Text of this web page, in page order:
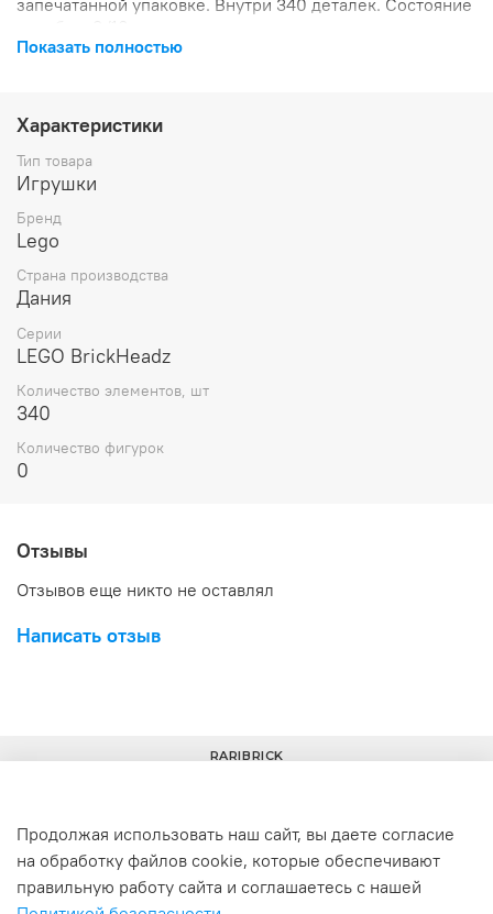
запечатанной упаковке. Внутри 340 деталек. Состояние
Скрудж Макдак, Хьюи, Дьюи и Луи
(40477). Детализированные фигурки сидят на черных
подставках BrickHeadz и выглядят готовыми считать
деньги или проказничать. Фигурки украшены
забавными деталями, такими как культовый цилиндр
Скруджа и черепица с принтом на торсе, а также
бейсболки и футболки Хьюи, Дьюи и Луи в тон. Этот
набор сборных фигурок станет отличным подарком для
поклонников Disney, коллекционеров BrickHeadz и
любителей мультяшных фигурок.
Показать полностью
Характеристики
Тип товара
Игрушки
Бренд
Lego
Страна производства
Дания
Серии
LEGO BrickHeadz
Количество элементов, шт
340
Количество фигурок
0
Отзывы
Отзывов еще никто не оставлял
Написать отзыв
+7(977) 633-00-30
info@raribrick.ru
RARIBRICK
Продолжая использовать наш сайт, вы даете согласие
на обработку файлов cookie, которые обеспечивают
правильную работу сайта и соглашаетесь с нашей